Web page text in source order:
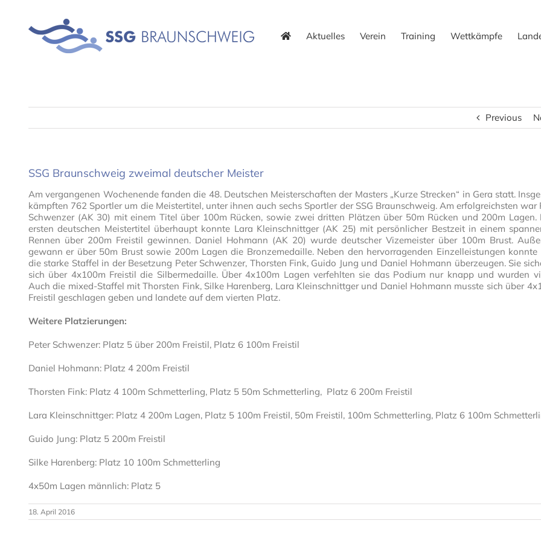
content
Aktuelles Verein Training Wettkämpfe
Previous
SSG Braunschweig zweimal deutscher Meister
Am vergangenen Wochenende fanden die 48. Deutschen Meisterschaften der Masters „Kurze Strecken“ in Gera statt.
kämpften 762 Sportler um die Meistertitel, unter ihnen auch sechs Sportler der SSG Braunschweig. Am erfolgreichsten war
Schwenzer (AK 30) mit einem Titel über 100m Rücken, sowie zwei dritten Plätzen über 50m Rücken und 200m Lagen.
ersten deutschen Meistertitel überhaupt konnte Lara Kleinschnittger (AK 25) mit persönlicher Bestzeit in einem
Rennen über 200m Freistil gewinnen. Daniel Hohmann (AK 20) wurde deutscher Vizemeister über 100m Brust.
gewann er über 50m Brust sowie 200m Lagen die Bronzemedaille. Neben den hervorragenden Einzelleistungen konnte
die starke Staffel in der Besetzung Peter Schwenzer, Thorsten Fink, Guido Jung und Daniel Hohmann überzeugen. Sie
sich über 4x100m Freistil die Silbermedaille. Über 4x100m Lagen verfehlten sie das Podium nur knapp und wurden
Auch die mixed-Staffel mit Thorsten Fink, Silke Harenberg, Lara Kleinschnittger und Daniel Hohmann musste sich über
Freistil geschlagen geben und landete auf dem vierten Platz.
Weitere Platzierungen:
Peter Schwenzer: Platz 5 über 200m Freistil, Platz 6 100m Freistil
Daniel Hohmann: Platz 4 200m Freistil
Thorsten Fink: Platz 4 100m Schmetterling, Platz 5 50m Schmetterling, Platz 6 200m Freistil
Lara Kleinschnittger: Platz 4 200m Lagen, Platz 5 100m Freistil, 50m Freistil, 100m Schmetterling, Platz 6 100m
Guido Jung: Platz 5 200m Freistil
Silke Harenberg: Platz 10 100m Schmetterling
4x50m Lagen männlich: Platz 5
18. April 2016